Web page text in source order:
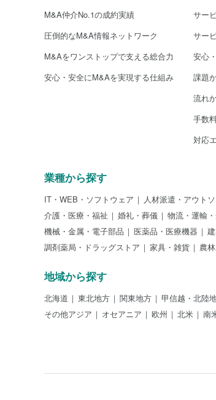
M&A仲介No.1の成約実績
圧倒的なM&A情報ネットワーク
M&Aをワンストップで支える総合力
安心・安全にM&Aを実現する仕組み
サー
サー
安心
課題
流れ
手数
対応
業種から探す
IT・WEB・ソフトウェア 人材派遣・アウト
介護・医療・福祉
婚礼・葬儀 物流・運輸
機械・金属・電子部品
医薬品・医療機器
調剤薬局・ドラッグストア
家具・雑貨 農
地域から探す
北海道 東北地方 関東地方 甲信越・北陸
その他アジア
オセアニア 欧州 北米 南